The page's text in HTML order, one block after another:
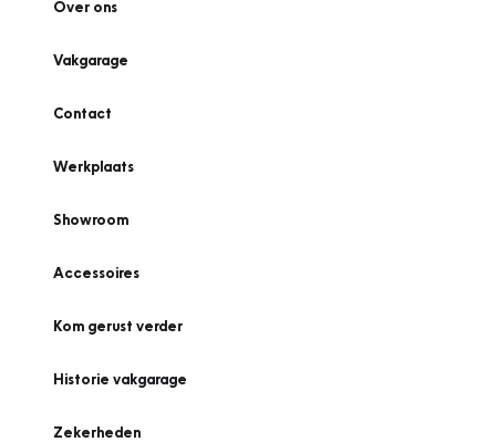
Over ons
Vakgarage
Contact
Werkplaats
Showroom
Accessoires
Kom gerust verder
Historie vakgarage
Zekerheden